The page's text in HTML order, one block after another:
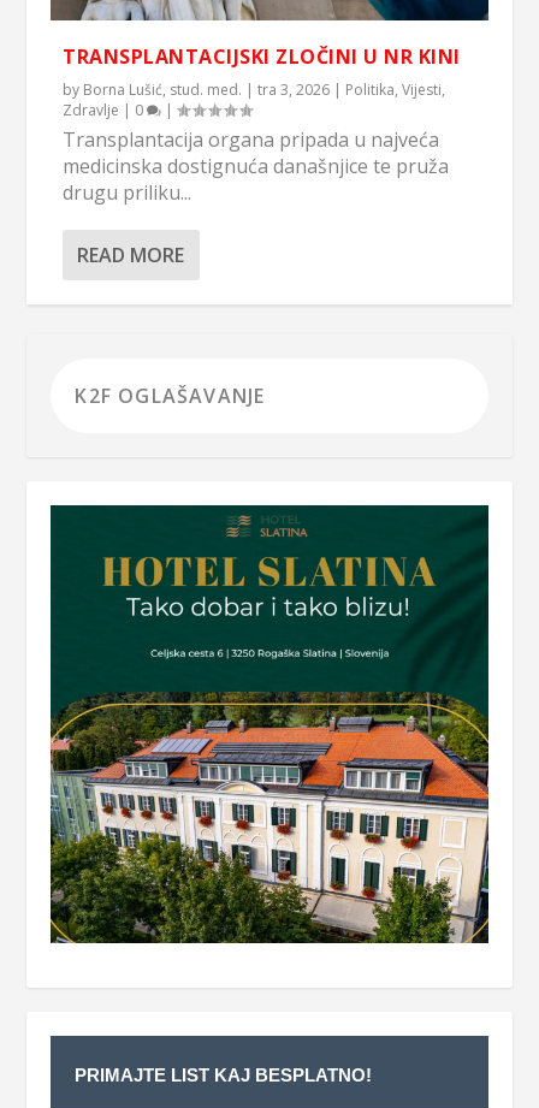
TRANSPLANTACIJSKI ZLOČINI U NR KINI
by Borna Lušić, stud. med. |tra 3, 2026 | Politika,Vijesti,
Zdravlje | 0 |
Transplantacija organa pripada u najveća
medicinska dostignuća današnjice te pruža
drugu priliku...
READ MORE
PRIMAJTE LIST KAJ BESPLATNO!